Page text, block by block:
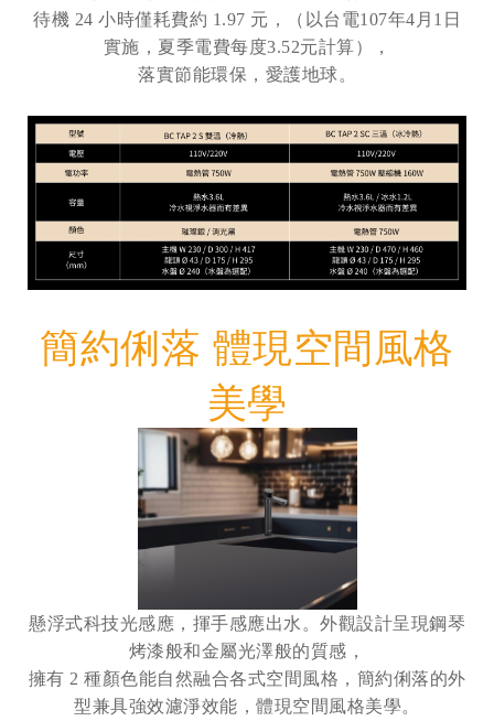
待機 24 小時僅耗費約 1.97 元，（以台電107年4月1日
實施，夏季電費每度3.52元計算），
落實節能環保，愛護地球。
簡約俐落 體現空間風格
美學
懸浮式科技光感應，揮手感應出水。外觀設計呈現鋼琴
烤漆般和金屬光澤般的質感，
擁有 2 種顏色能自然融合各式空間風格，簡約俐落的外
型兼具強效濾淨效能，體現空間風格美學。